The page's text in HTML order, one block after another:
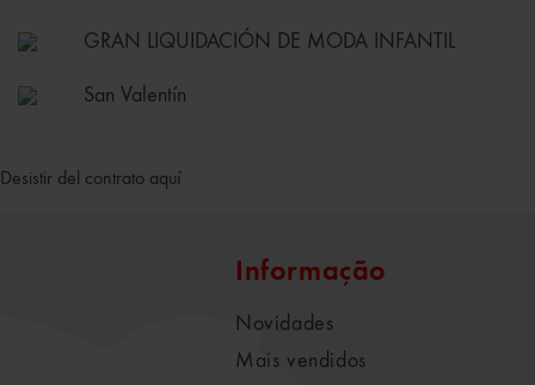
GRAN LIQUIDACIÓN DE MODA INFANTIL
San Valentín
Desistir del contrato aquí
Informação
Novidades
Mais vendidos